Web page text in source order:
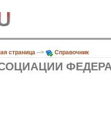
страница --> Справочник